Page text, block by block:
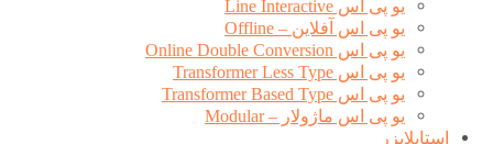
یو پی اس Line Interactive
یو پی اس آفلاین – Offline
یو پی اس Online Double Conversion
یو پی اس Transformer Less Type
یو پی اس Transformer Based Type
یو پی اس ماژولار – Modular
استابلایزر